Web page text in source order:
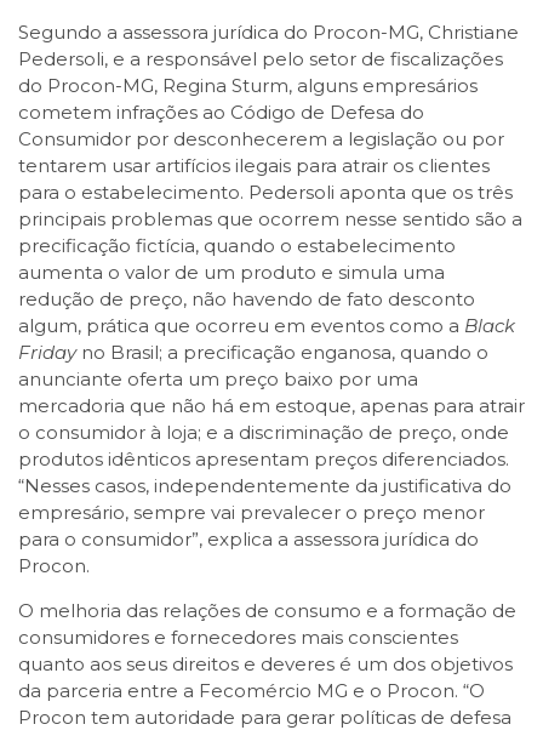
Segundo a assessora jurídica do Procon-MG, Christiane
Pedersoli, e a responsável pelo setor de fiscalizações
do Procon-MG, Regina Sturm, alguns empresários
cometem infrações ao Código de Defesa do
Consumidor por desconhecerem a legislação ou por
tentarem usar artifícios ilegais para atrair os clientes
para o estabelecimento. Pedersoli aponta que os três
principais problemas que ocorrem nesse sentido são a
precificação fictícia, quando o estabelecimento
aumenta o valor de um produto e simula uma
redução de preço, não havendo de fato desconto
algum, prática que ocorreu em eventos como a Black
Fridayno Brasil; a precificação enganosa, quando o
anunciante oferta um preço baixo por uma
mercadoria que não há em estoque, apenas para atrair
o consumidor à loja; e a discriminação de preço, onde
produtos idênticos apresentam preços diferenciados.
“Nesses casos, independentemente da justificativa do
empresário, sempre vai prevalecer o preço menor
para o consumidor”, explica a assessora jurídica do
Procon.
O melhoria das relações de consumo e a formação de
consumidores e fornecedores mais conscientes
quanto aos seus direitos e deveres é um dos objetivos
da parceria entre a Fecomércio MG e o Procon. “O
Procon tem autoridade para gerar políticas de defesa